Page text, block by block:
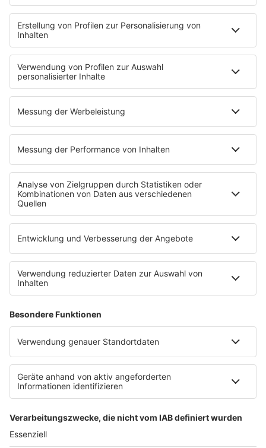
Backstagebereich
King of BOB
Beichtstuhl
Neuerscheinung
Newcomer
Konzertkalender
Festivals
Wacken Open Air
SHOP
RADIO BOB!
Impressum
Kontakt
myBOB App
BOB-Plakate & Aufkleber bestellen
Datenschutz
Datenschutzeinstellungen
Teilnahmebedingungen
RADIO BOB! auf radioplayer.de
Partner
Wacken Radio by RADIO BOB!
WERBUNG SCHALTEN